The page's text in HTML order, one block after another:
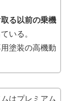
る以前の乗機
いる。
塗装の高機動
はプレミアム